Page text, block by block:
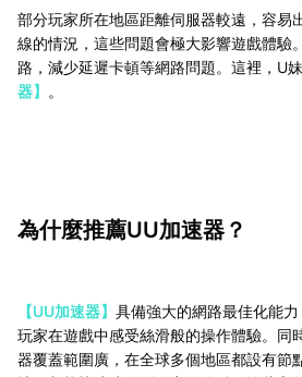
部分玩家所在地區距離伺服器較遠，容易
線的情況，這些問題會極大影響遊戲體驗
路，減少延遲卡頓等網路問題。這裡，U
器】
。
為什麼推薦UU加速器？
【UU加速器】 具備強大的網路最佳化能
玩家在遊戲中感受絲滑般的操作體驗。同
器覆蓋範圍廣，在全球多個地區都設有節